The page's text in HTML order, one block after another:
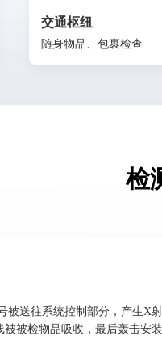
交通枢纽
随身物品、包裹检查
检
送往系统控制部分，产生X
被检物品吸收，最后轰击安